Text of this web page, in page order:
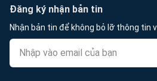
Đăng ký nhận bản tin
Nhận bản tin để không bỏ lỡ thông tin